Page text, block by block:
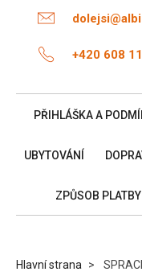
+420 608
PŘIHLÁŠKA A
UBYTOVÁNÍ
ZPŮSOB PLATBY
Hlavní strana